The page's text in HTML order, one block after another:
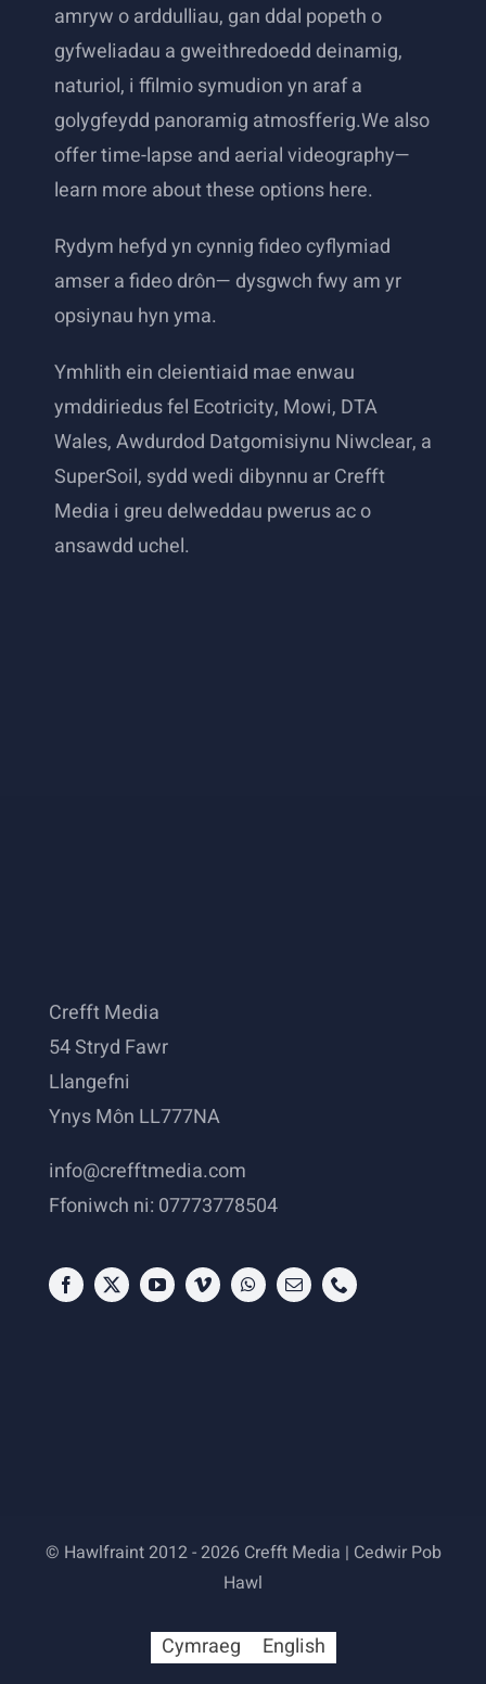
amryw o arddulliau, gan ddal popeth o
gyfweliadau a gweithredoedd deinamig,
naturiol, i ffilmio symudion yn araf a
golygfeydd panoramig atmosfferig.We also
offer time-lapse and aerial videography—
learn more about these options here.
Rydym hefyd yn cynnig fideo cyflymiad
amser a fideo drôn— dysgwch fwy am yr
opsiynau hyn yma.
Ymhlith ein cleientiaid mae enwau
ymddiriedus fel Ecotricity, Mowi, DTA
Wales, Awdurdod Datgomisiynu Niwclear, a
SuperSoil, sydd wedi dibynnu ar Crefft
Media i greu delweddau pwerus ac o
ansawdd uchel.
Crefft Media
54 Stryd Fawr
Llangefni
Ynys Môn LL777NA
info@crefftmedia.com
Ffoniwch ni: 07773778504
© Hawlfraint 2012 - 2026 Crefft Media | Cedwir Pob
Hawl
Cymraeg English